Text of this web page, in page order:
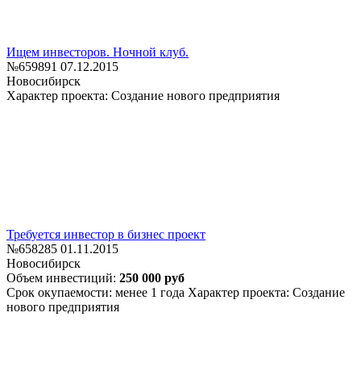
Ищем инвесторов. Ночной клуб.
№659891 07.12.2015
Новосибирск
Характер проекта: Создание нового предприятия
Требуется инвестор в бизнес проект
№658285 01.11.2015
Новосибирск
Объем инвестиций: 250 000 руб
Срок окупаемости: менее 1 года Характер проекта: Создание
нового предприятия